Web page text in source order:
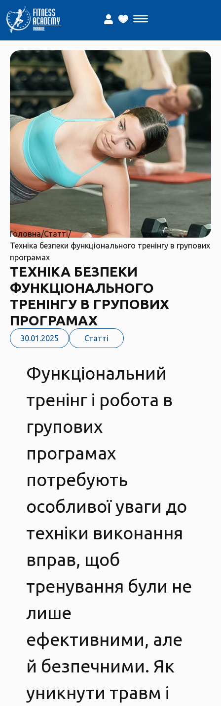
Головна/Статті/
Техніка безпеки функціонального тренінгу в групових
програмах
ТЕХНІКА БЕЗПЕКИ
ФУНКЦІОНАЛЬНОГО
ТРЕНІНГУ В ГРУПОВИХ
ПРОГРАМАХ
30.01.2025 Статті
Функціональний
тренінг і робота в
групових
програмах
потребують
особливої уваги до
техніки виконання
вправ, щоб
тренування були не
лише
ефективними, але
й безпечними. Як
уникнути травм і